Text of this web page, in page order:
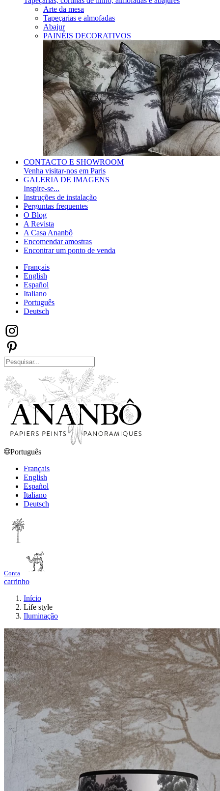
Arte da mesa
Tapeçarias e almofadas
Abajur
PAINÉIS DECORATIVOS
CONTACTO E SHOWROOM
Venha visitar-nos em Paris
GALERIA DE IMAGENS
Inspire-se...
Instruções de instalação
Perguntas frequentes
O Blog
A Revista
A Casa Ananbô
Encomendar amostras
Encontrar um ponto de venda
Français
English
Español
Italiano
Português
Deutsch
Português
Français
English
Español
Italiano
Deutsch
Conta
carrinho
Início
Life style
Iluminação